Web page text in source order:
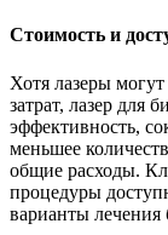
Стоимость и
Хотя лазеры
затрат, лазер для
эффективность,
меньшее
общие расходы.
процедуры
варианты лечения